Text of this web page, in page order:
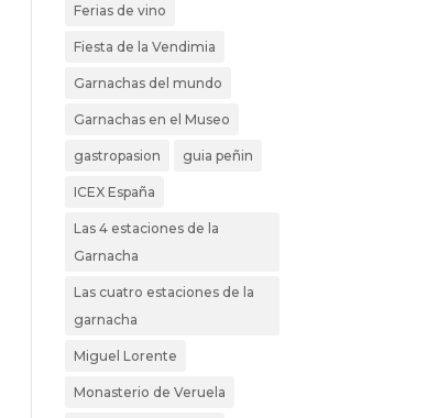
Ferias de vino
Fiesta de la Vendimia
Garnachas del mundo
Garnachas en el Museo
gastropasion guia peñin
ICEX España
Las 4 estaciones de la
Garnacha
Las cuatro estaciones de la
garnacha
Miguel Lorente
Monasterio de Veruela